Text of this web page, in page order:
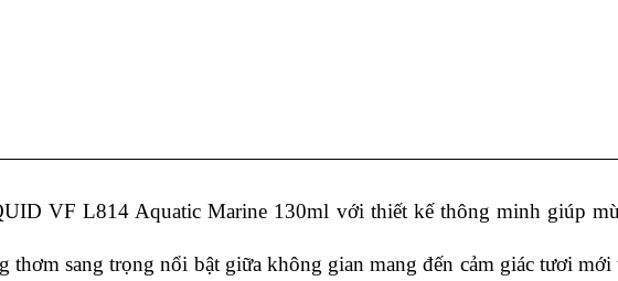
VF L814 Aquatic Marine 130ml với thiết kế thông minh giúp
thơm sang trọng nổi bật giữa không gian mang đến cảm giác tươi mới